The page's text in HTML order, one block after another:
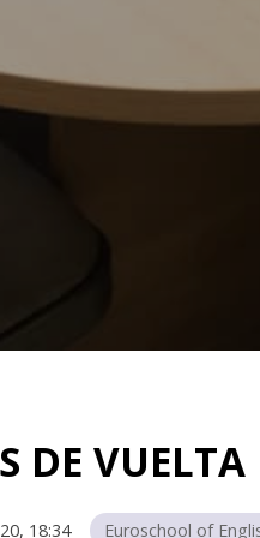
DE VUELTA
18:34 Euroschool of